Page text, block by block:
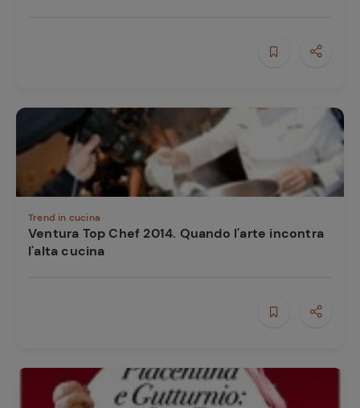
Trend in cucina
Ventura Top Chef 2014. Quando l'arte incontra
l'alta cucina